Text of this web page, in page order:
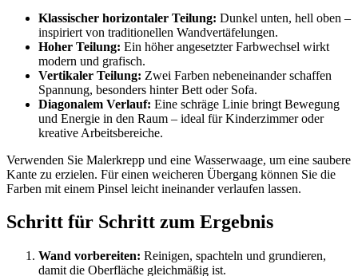
Klassischer horizontaler Teilung: Dunkel unten, hell oben –
inspiriert von traditionellen Wandvertäfelungen.
Hoher Teilung: Ein höher angesetzter Farbwechsel wirkt
modern und grafisch.
Vertikaler Teilung: Zwei Farben nebeneinander schaffen
Spannung, besonders hinter Bett oder Sofa.
Diagonalem Verlauf: Eine schräge Linie bringt Bewegung
und Energie in den Raum – ideal für Kinderzimmer oder
kreative Arbeitsbereiche.
Verwenden Sie Malerkrepp und eine Wasserwaage, um eine saubere
Kante zu erzielen. Für einen weicheren Übergang können Sie die
Farben mit einem Pinsel leicht ineinander verlaufen lassen.
Schritt für Schritt zum Ergebnis
Wand vorbereiten: Reinigen, spachteln und grundieren,
damit die Oberfläche gleichmäßig ist.